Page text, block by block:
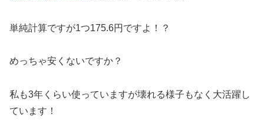
単純計算ですが1つ175.6円ですよ！？
めっちゃ安くないですか？
私も3年くらい使っていますが壊れる様子もなく大活躍し
ています！